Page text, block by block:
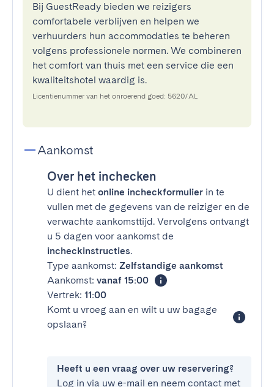
Bij GuestReady bieden we reizigers
comfortabele verblijven en helpen we
verhuurders hun accommodaties te beheren
volgens professionele normen. We combineren
het comfort van thuis met een service die een
kwaliteitshotel waardig is.
Licentienummer van het onroerend goed: 5620/AL
Aankomst
Over het inchecken
U dient het online incheckformulier in te
vullen met de gegevens van de reiziger en de
verwachte aankomsttijd. Vervolgens ontvangt
u 5 dagen voor aankomst de
incheckinstructies.
Type aankomst: Zelfstandige aankomst
Aankomst: vanaf 15:00
Vertrek: 11:00
Komt u vroeg aan en wilt u uw bagage
opslaan?
Heeft u een vraag over uw reservering?
Log in via uw e-mail en neem contact met